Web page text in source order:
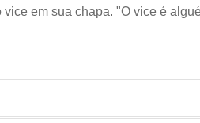
em sua chapa. "O vice é